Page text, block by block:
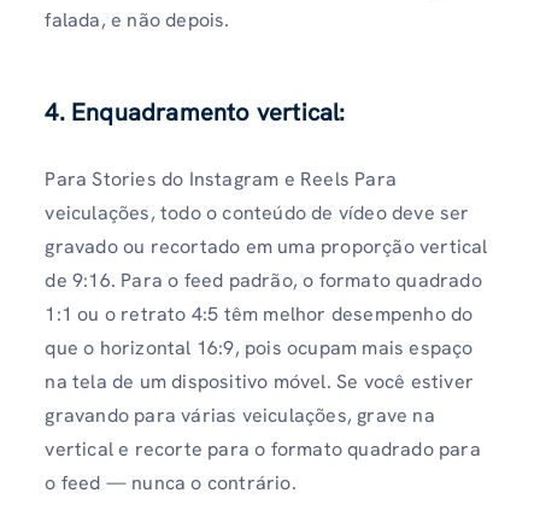
falada, e não depois.
4. Enquadramento vertical:
Para Stories do Instagram e Reels Para
veiculações, todo o conteúdo de vídeo deve ser
gravado ou recortado em uma proporção vertical
de 9:16. Para o feed padrão, o formato quadrado
1:1 ou o retrato 4:5 têm melhor desempenho do
que o horizontal 16:9, pois ocupam mais espaço
na tela de um dispositivo móvel. Se você estiver
gravando para várias veiculações, grave na
vertical e recorte para o formato quadrado para
o feed — nunca o contrário.